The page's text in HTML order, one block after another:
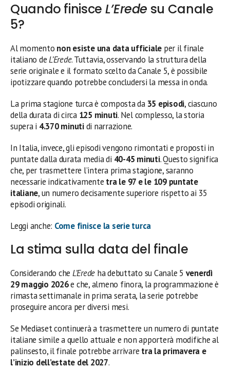
Quando finisce L’Erede su Canale
5?
Al momento non esiste una data ufficiale per il finale
italiano deL’Erede. Tuttavia, osservando la struttura della
serie originale e il formato scelto da Canale 5, è possibile
ipotizzare quando potrebbe concludersi la messa in onda.
La prima stagione turca è composta da 35 episodi, ciascuno
della durata di circa 125 minuti. Nel complesso, la storia
supera i 4.370 minutidi narrazione.
In Italia, invece, gli episodi vengono rimontati e proposti in
puntate dalla durata media di 40-45 minuti. Questo significa
che, per trasmettere l’intera prima stagione, saranno
necessarie indicativamente tra le 97 e le 109 puntate
italiane, un numero decisamente superiore rispetto ai 35
episodi originali.
Leggi anche: Come finisce la serie turca
La stima sulla data del finale
Considerando che L’Erede ha debuttato su Canale 5 venerdì
29 maggio 2026e che, almeno finora, la programmazione è
rimasta settimanale in prima serata, la serie potrebbe
proseguire ancora per diversi mesi.
Se Mediaset continuerà a trasmettere un numero di puntate
italiane simile a quello attuale e non apporterà modifiche al
palinsesto, il finale potrebbe arrivare tra la primavera e
l’inizio dell’estate del 2027.